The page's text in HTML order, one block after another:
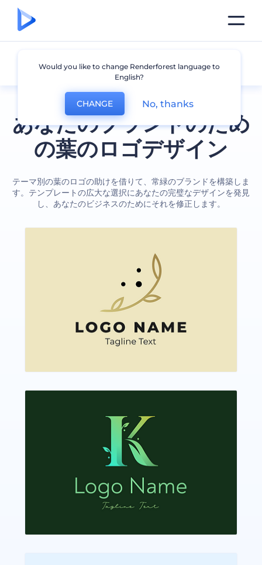
あなたのブランドのため
の葉のロゴデザイン
テーマ別の葉のロゴの助けを借りて、常緑のブランドを構築しま
す。テンプレートの広大な選択にあなたの完璧なデザインを発見
し、あなたのビジネスのためにそれを修正します。
葉
Would you like to change Renderforest language to
English?
CHANGE No, thanks